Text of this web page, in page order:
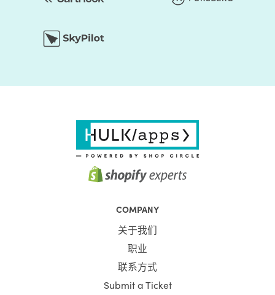
COMPANY
关于我们
职业
联系方式
Submit a Ticket